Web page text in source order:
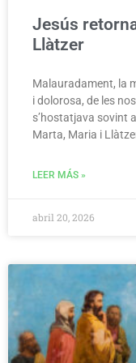
Jesús
Llàtzer
Malauradament, la
i dolorosa, de les
s’hostatjava sovint
Marta, Maria i
LEER MÁS »
abril 20, 2026